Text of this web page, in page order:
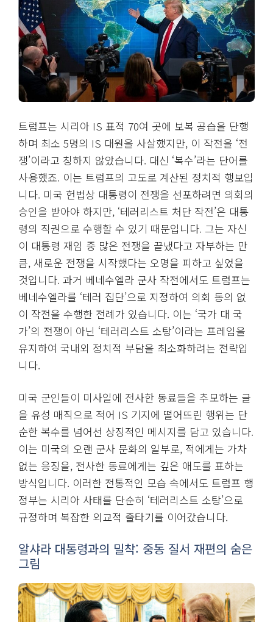
트럼프는 시리아 IS 표적 70여 곳에 보복 공습을 단행
하며 최소 5명의 IS 대원을 사살했지만, 이 작전을 ‘전
쟁’이라고 칭하지 않았습니다. 대신 ‘복수’라는 단어를
사용했죠. 이는 트럼프의 고도로 계산된 정치적 행보입
니다. 미국 헌법상 대통령이 전쟁을 선포하려면 의회의
승인을 받아야 하지만, ‘테러리스트 처단 작전’은 대통
령의 직권으로 수행할 수 있기 때문입니다. 그는 자신
이 대통령 재임 중 많은 전쟁을 끝냈다고 자부하는 만
큼, 새로운 전쟁을 시작했다는 오명을 피하고 싶었을
것입니다. 과거 베네수엘라 군사 작전에서도 트럼프는
베네수엘라를 ‘테러 집단’으로 지정하여 의회 동의 없
이 작전을 수행한 전례가 있습니다. 이는 ‘국가 대 국
가’의 전쟁이 아닌 ‘테러리스트 소탕’이라는 프레임을
유지하여 국내외 정치적 부담을 최소화하려는 전략입
니다.
미국 군인들이 미사일에 전사한 동료들을 추모하는 글
을 유성 매직으로 적어 IS 기지에 떨어뜨린 행위는 단
순한 복수를 넘어선 상징적인 메시지를 담고 있습니다.
이는 미국의 오랜 군사 문화의 일부로, 적에게는 가차
없는 응징을, 전사한 동료에게는 깊은 애도를 표하는
방식입니다. 이러한 전통적인 모습 속에서도 트럼프 행
정부는 시리아 사태를 단순히 ‘테러리스트 소탕’으로
규정하며 복잡한 외교적 줄타기를 이어갔습니다.
알샤라 대통령과의 밀착: 중동 질서 재편의 숨은
그림